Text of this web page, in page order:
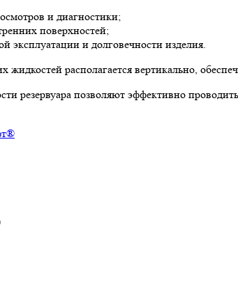
и диагностики;
поверхностей;
эксплуатации и долговечности изделия.
жидкостей располагается вертикально,
резервуара позволяют эффективно